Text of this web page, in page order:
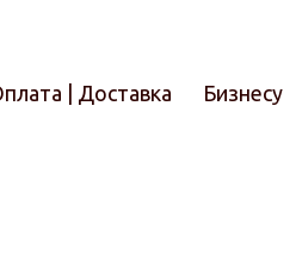
| Доставка Бизнесу